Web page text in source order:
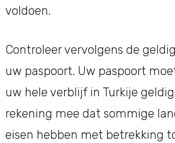
voldoen.
Controleer vervolgens de
uw paspoort. Uw paspoort
uw hele verblijf in Turkije
rekening mee dat sommige
eisen hebben met betrekking